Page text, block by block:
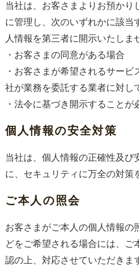
当社は、お客さまよりお預かり
に管理し、次のいずれかに該当
人情報を第三者に開示いたしま
・お客さまの同意がある場合
・お客さまが希望されるサービ
社が業務を委託する業者に対し
・法令に基づき開示することが
個人情報の安全対策
当社は、個人情報の正確性及び
に、セキュリティに万全の対策
ご本人の照会
お客さまがご本人の個人情報の
どをご希望される場合には、ご
認の上、対応させていただきま